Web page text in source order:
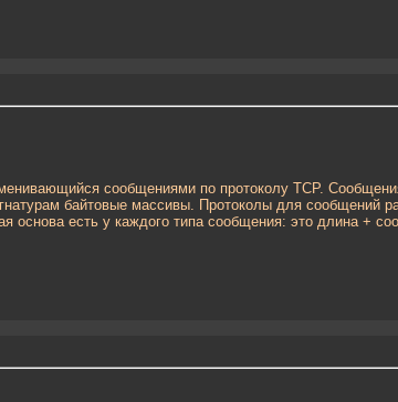
сообщениями по протоколу TCP.
байтовые массивы. Протоколы для сообщений
основа есть у каждого типа сообщения: это длина +